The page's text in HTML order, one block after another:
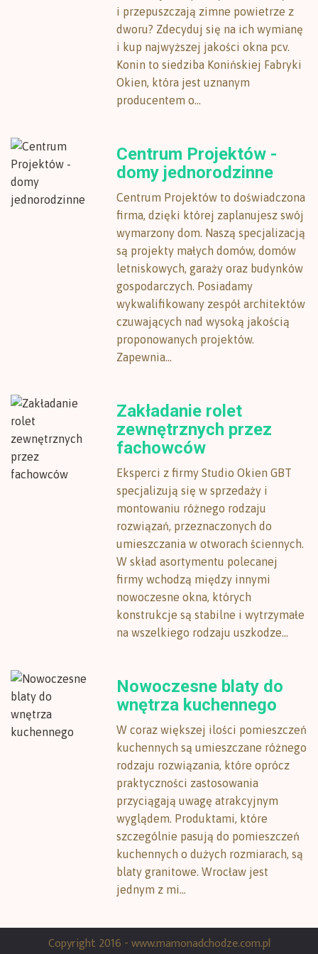
i przepuszczają zimne powietrze z
dworu? Zdecyduj się na ich wymianę
i kup najwyższej jakości okna pcv.
Konin to siedziba Konińskiej Fabryki
Okien, która jest uznanym
producentem o...
Centrum Projektów -
domy jednorodzinne
Centrum Projektów to doświadczona
firma, dzięki której zaplanujesz swój
wymarzony dom. Naszą specjalizacją
są projekty małych domów, domów
letniskowych, garaży oraz budynków
gospodarczych. Posiadamy
wykwalifikowany zespół architektów
czuwających nad wysoką jakością
proponowanych projektów.
Zapewnia...
Zakładanie rolet
zewnętrznych przez
fachowców
Eksperci z firmy Studio Okien GBT
specjalizują się w sprzedaży i
montowaniu różnego rodzaju
rozwiązań, przeznaczonych do
umieszczania w otworach ściennych.
W skład asortymentu polecanej
firmy wchodzą między innymi
nowoczesne okna, których
konstrukcje są stabilne i wytrzymałe
na wszelkiego rodzaju uszkodze...
Nowoczesne blaty do
wnętrza kuchennego
W coraz większej ilości pomieszczeń
kuchennych są umieszczane różnego
rodzaju rozwiązania, które oprócz
praktyczności zastosowania
przyciągają uwagę atrakcyjnym
wyglądem. Produktami, które
szczególnie pasują do pomieszczeń
kuchennych o dużych rozmiarach, są
blaty granitowe. Wrocław jest
jednym z mi...
Copyright 2016 - www.mamonadchodze.com.pl